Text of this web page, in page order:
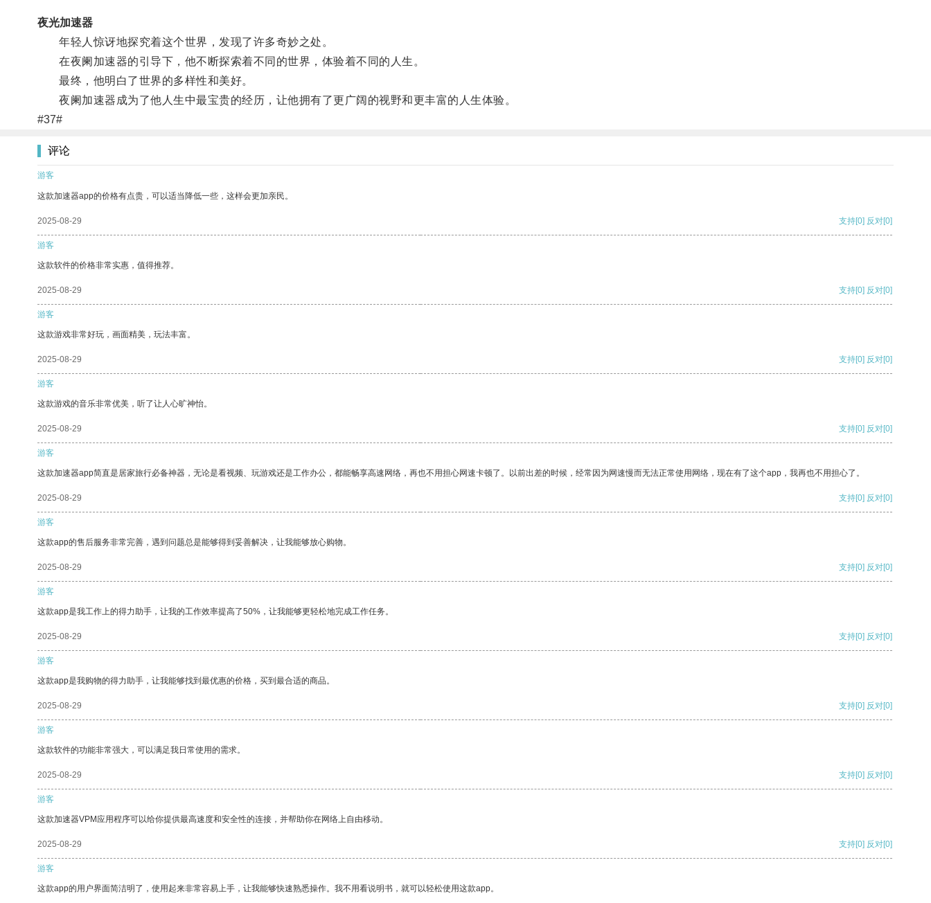
夜光加速器
年轻人惊讶地探究着这个世界，发现了许多奇妙之处。
在夜阑加速器的引导下，他不断探索着不同的世界，体验着不同的人生。
最终，他明白了世界的多样性和美好。
夜阑加速器成为了他人生中最宝贵的经历，让他拥有了更广阔的视野和更丰富的人生体验。
#37#
评论
游客
这款加速器app的价格有点贵，可以适当降低一些，这样会更加亲民。
2025-08-29 支持[0] 反对[0]
游客
这款软件的价格非常实惠，值得推荐。
2025-08-29 支持[0] 反对[0]
游客
这款游戏非常好玩，画面精美，玩法丰富。
2025-08-29 支持[0] 反对[0]
游客
这款游戏的音乐非常优美，听了让人心旷神怡。
2025-08-29 支持[0] 反对[0]
游客
这款加速器app简直是居家旅行必备神器，无论是看视频、玩游戏还是工作办公，都能畅享高速网络，再也不用担心网速卡顿了。以前出差的时候，经常因为网速慢而无法正常使用网络，现在有了这个app，我再也不用担心了。
2025-08-29 支持[0] 反对[0]
游客
这款app的售后服务非常完善，遇到问题总是能够得到妥善解决，让我能够放心购物。
2025-08-29 支持[0] 反对[0]
游客
这款app是我工作上的得力助手，让我的工作效率提高了50%，让我能够更轻松地完成工作任务。
2025-08-29 支持[0] 反对[0]
游客
这款app是我购物的得力助手，让我能够找到最优惠的价格，买到最合适的商品。
2025-08-29 支持[0] 反对[0]
游客
这款软件的功能非常强大，可以满足我日常使用的需求。
2025-08-29 支持[0] 反对[0]
游客
这款加速器VPM应用程序可以给你提供最高速度和安全性的连接，并帮助你在网络上自由移动。
2025-08-29 支持[0] 反对[0]
游客
这款app的用户界面简洁明了，使用起来非常容易上手，让我能够快速熟悉操作。我不用看说明书，就可以轻松使用这款app。